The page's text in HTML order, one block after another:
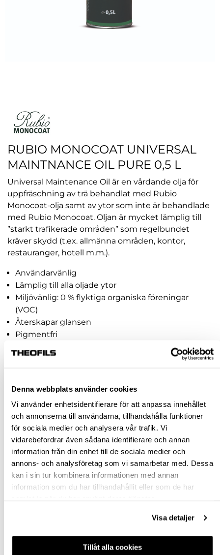
Denna webbplats använder cookies
Vi använder enhetsidentifierare för att anpassa innehållet
och annonserna till användarna, tillhandahålla funktioner
för sociala medier och analysera vår trafik. Vi
vidarebefordrar även sådana identifierare och annan
information från din enhet till de sociala medier och
annons- och analysföretag som vi samarbetar med. Dessa
kan i sin tur kombinera informationen med annan
information som du har tillhandahållit eller som de har
Visa detaljer
Tillåt alla cookies
RUBIO MONOCOAT UNIVERSAL
MAINTNANCE OIL PURE 0,5 L
Universal Maintenance Oil är en vårdande olja för
uppfräschning av trä behandlat med Rubio
Monocoat-olja samt av ytor som inte är behandlade
med Rubio Monocoat. Oljan är mycket lämplig till
”starkt trafikerade områden” som regelbundet
kräver skydd (t.ex. allmänna områden, kontor,
restauranger, hotell m.m.).
Användarvänlig
Lämplig till alla oljade ytor
Miljövänlig: 0 % flyktiga organiska föreningar
(VOC)
Återskapar glansen
Pigmentfri
Artikelnr:802744
620,00 kr
förp
KÖP
Tillfälligt slut i lager online
Snabba leveranser